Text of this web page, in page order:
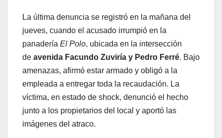
La última denuncia se registró en la mañana del
jueves, cuando el acusado irrumpió en la
panadería El Polo, ubicada en la intersección
de avenida Facundo Zuviría y Pedro Ferré. Bajo
amenazas, afirmó estar armado y obligó a la
empleada a entregar toda la recaudación. La
víctima, en estado de shock, denunció el hecho
junto a los propietarios del local y aportó las
imágenes del atraco.